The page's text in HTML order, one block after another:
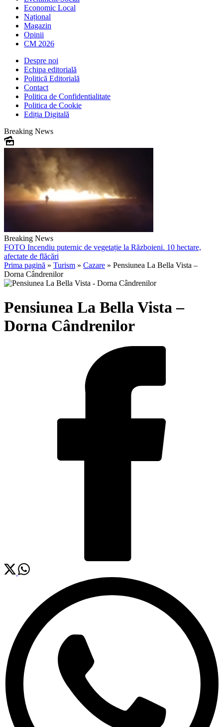
Economic Local
Național
Magazin
Opinii
CM 2026
Despre noi
Echipa editorială
Politică Editorială
Contact
Politica de Confidentialitate
Politica de Cookie
Ediția Digitală
Breaking News
Breaking News
FOTO Incendiu puternic de vegetație la Războieni. 10 hectare,
afectate de flăcări
Prima pagină » Turism » Cazare » Pensiunea La Bella Vista –
Dorna Cândrenilor
Pensiunea La Bella Vista –
Dorna Cândrenilor